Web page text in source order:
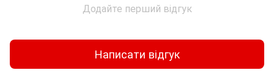
Додайте перший відгук
Написати відгук